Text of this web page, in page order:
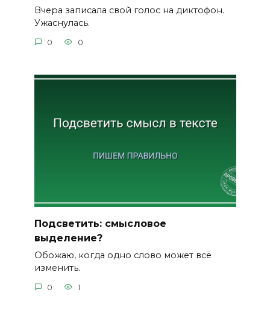
Вчера записала свой голос на диктофон.
Ужаснулась.
0 0
Подсветить: смысловое
выделение?
Обожаю, когда одно слово может всё
изменить.
0 1